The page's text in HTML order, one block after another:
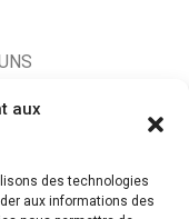
aux
des technologies
aux informations des